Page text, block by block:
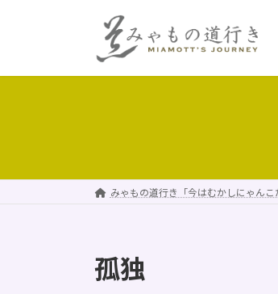
プ
動
みゃもの道行き「今はむかしにゃん
孤独